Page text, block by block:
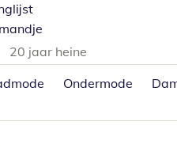
20 jaar heine
Ondermode